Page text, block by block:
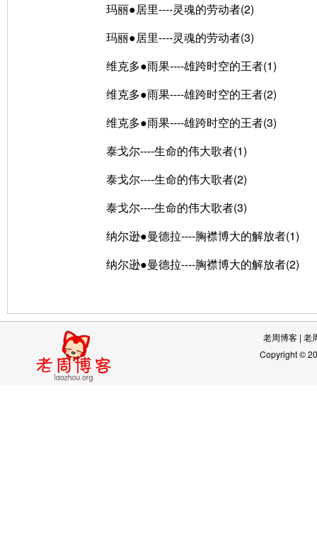
玛丽●居里----灵魂的劳动者(2)
玛丽●居里----灵魂的劳动者(3)
维克多●雨果----雄跨时空的王者(1)
维克多●雨果----雄跨时空的王者(2)
维克多●雨果----雄跨时空的王者(3)
泰戈尔----生命的伟大歌者(1)
泰戈尔----生命的伟大歌者(2)
泰戈尔----生命的伟大歌者(3)
纳尔逊●曼德拉----胸襟博大的解放者(1)
纳尔逊●曼德拉----胸襟博大的解放者(2)
老周博客 | 老
Copyright ©